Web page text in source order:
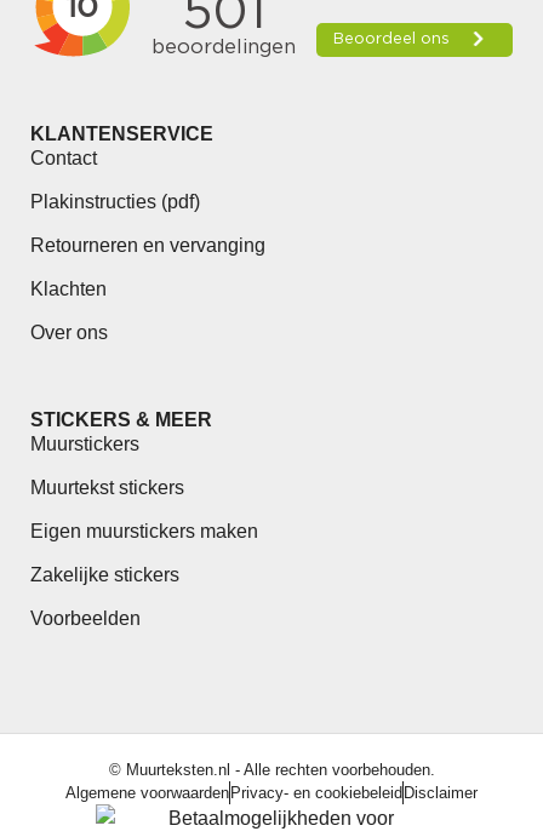
KLANTENSERVICE
Contact
Plakinstructies (pdf)
Retourneren en vervanging
Klachten
Over ons
STICKERS & MEER
Muurstickers
Muurtekst stickers
Eigen muurstickers maken
Zakelijke stickers
Voorbeelden
© Muurteksten.nl - Alle rechten voorbehouden.
Algemene voorwaarden Privacy- en cookiebeleid Disclaimer